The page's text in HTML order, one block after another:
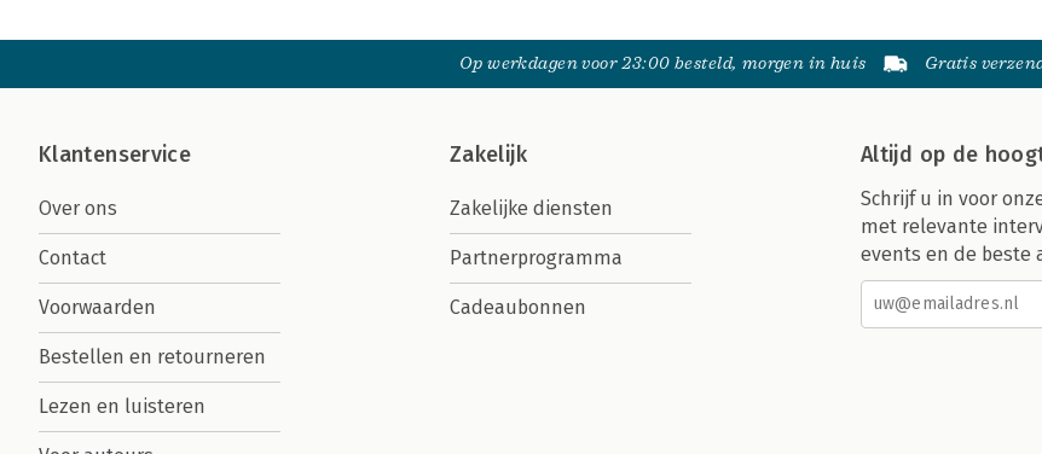
Op werkdagen voor 23:00 besteld, morgen in huis Gratis
Klantenservice
Over ons
Contact
Voorwaarden
Bestellen en retourneren
Lezen en luisteren
Zakelijk
Zakelijke diensten
Partnerprogramma
Cadeaubonnen
Altijd op de
Schrijf u in voor
met relevante
events en de beste